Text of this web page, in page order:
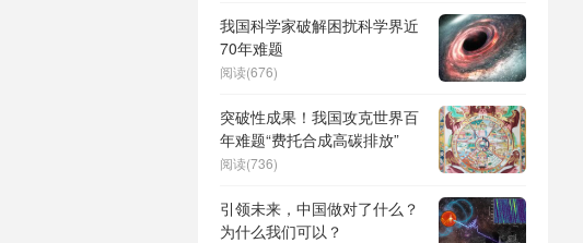
形机器人、苏超、票根经济、
育儿补贴、科学素养、网络生
态治理
我国科学家破解困扰科学界近
70年难题
阅读(676)
突破性成果！我国攻克世界百
年难题“费托合成高碳排放”
阅读(736)
引领未来，中国做对了什么？
为什么我们可以？